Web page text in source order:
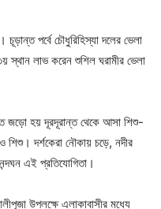
পর্বে চৌধুরিহিস্যা দলের ভেলা
স্থান লাভ করেন শুশিল ঘরামীর ভেলা
জড়ো হয় দূরদূরান্ত থেকে আসা শিশু-
দর্শকেরা নৌকায় চড়ে, নদীর
এই প্রতিযোগিতা।
উপলক্ষে এলাকাবাসীর মধ্যে